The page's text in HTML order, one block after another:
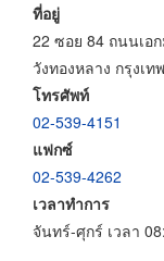
ที่อยู่
22 ซอย 84 ถนนเอ
วังทองหลาง กรุงเ
โทรศัพท์
02-539-4151
แฟกซ์
02-539-4262
เวลาทำการ
จันทร์-ศุกร์ เวลา